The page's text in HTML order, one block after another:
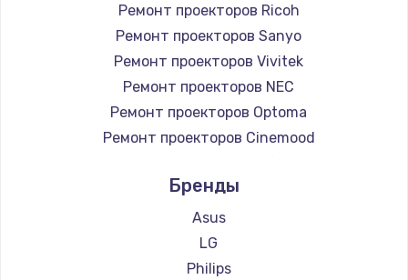
Ремонт проекторов Ricoh
Ремонт проекторов Sanyo
Ремонт проекторов Vivitek
Ремонт проекторов NEC
Ремонт проекторов Optoma
Ремонт проекторов Cinemood
Ремонт проекторов Barco
Ремонт проекторов Xgimi
Ремонт проекторов Canon
Ремонт проекторов JVC
Бренды
Asus
LG
Philips